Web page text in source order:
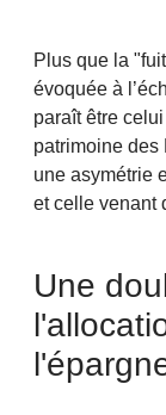
Plus que la
évoquée à
paraît être
patrimoine des
une asymétrie
et celle venant
Une